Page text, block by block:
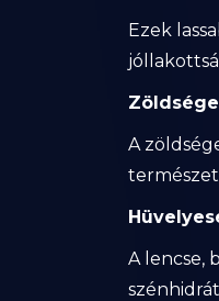
Ezek
A
A lencse,